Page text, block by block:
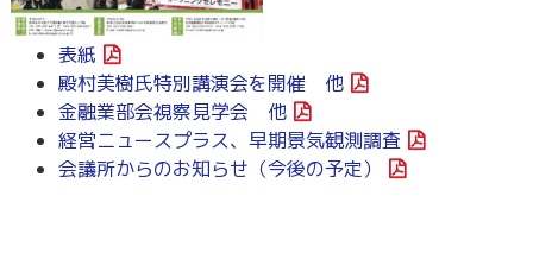
表紙
殿村美樹氏特別講演会を開催 他
金融業部会視察見学会 他
経営ニュースプラス、早期景気観測調査
会議所からのお知らせ（今後の予定）